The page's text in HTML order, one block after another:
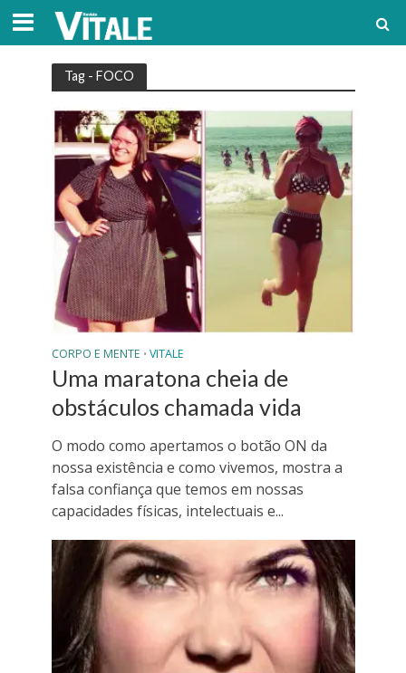
Tag - FOCO
CORPO E MENTE • VITALE
Uma maratona cheia de
obstáculos chamada vida
O modo como apertamos o botão ON da
nossa existência e como vivemos, mostra a
falsa confiança que temos em nossas
capacidades físicas, intelectuais e...